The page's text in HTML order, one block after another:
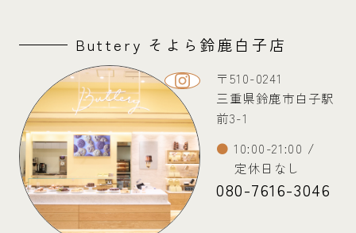
Buttery そよら鈴鹿白子店
〒510-0241
三重県鈴鹿市白子駅
前3-1
10:00-21:00 /
定休日なし
080-7616-3046